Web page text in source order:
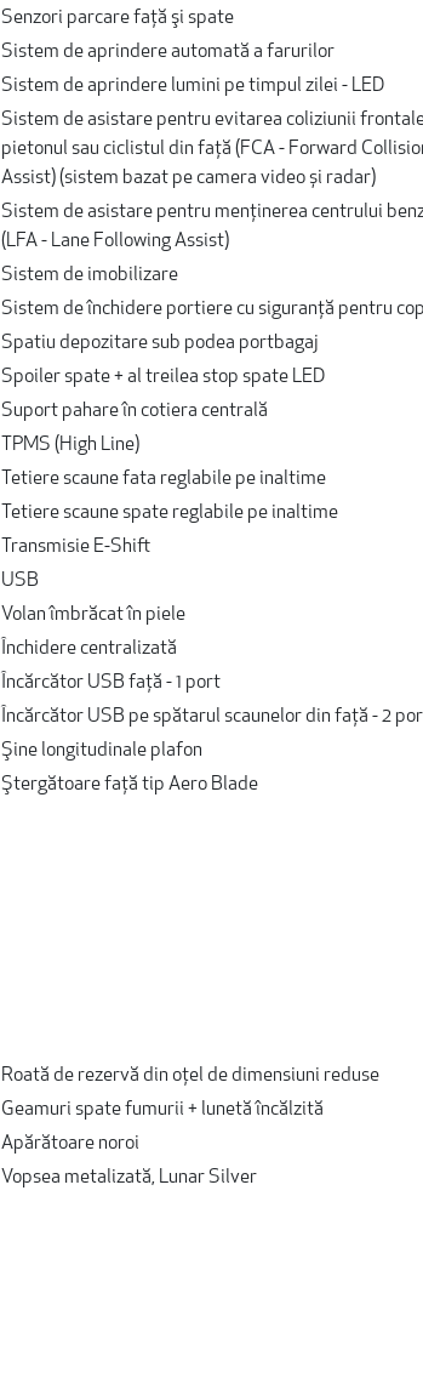
Senzori parcare faţă şi spate
Sistem de aprindere automată a farurilor
Sistem de aprindere lumini pe timpul zilei - LED
Sistem de asistare pentru evitarea coliziunii
pietonul sau ciclistul din față (FCA - Forward
Assist) (sistem bazat pe camera video și radar)
Sistem de asistare pentru menţinerea centrului
(LFA - Lane Following Assist)
Sistem de imobilizare
Sistem de închidere portiere cu siguranţă pentru
Spatiu depozitare sub podea portbagaj
Spoiler spate + al treilea stop spate LED
Suport pahare în cotiera centrală
TPMS (High Line)
Tetiere scaune fata reglabile pe inaltime
Tetiere scaune spate reglabile pe inaltime
Transmisie E-Shift
USB
Volan îmbrăcat în piele
Închidere centralizată
Încărcător USB față - 1 port
Încărcător USB pe spătarul scaunelor din față - 2
Şine longitudinale plafon
Ştergătoare faţă tip Aero Blade
Roată de rezervă din oţel de dimensiuni reduse
Geamuri spate fumurii + lunetă încălzită
Apărătoare noroi
Vopsea metalizată, Lunar Silver